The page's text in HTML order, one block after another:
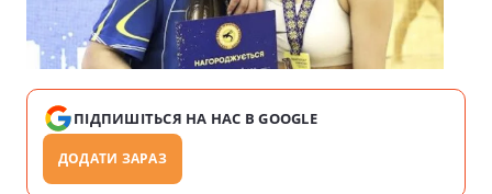
ПІДПИШІТЬСЯ НА НАС В GOOGLE
ДОДАТИ ЗАРАЗ